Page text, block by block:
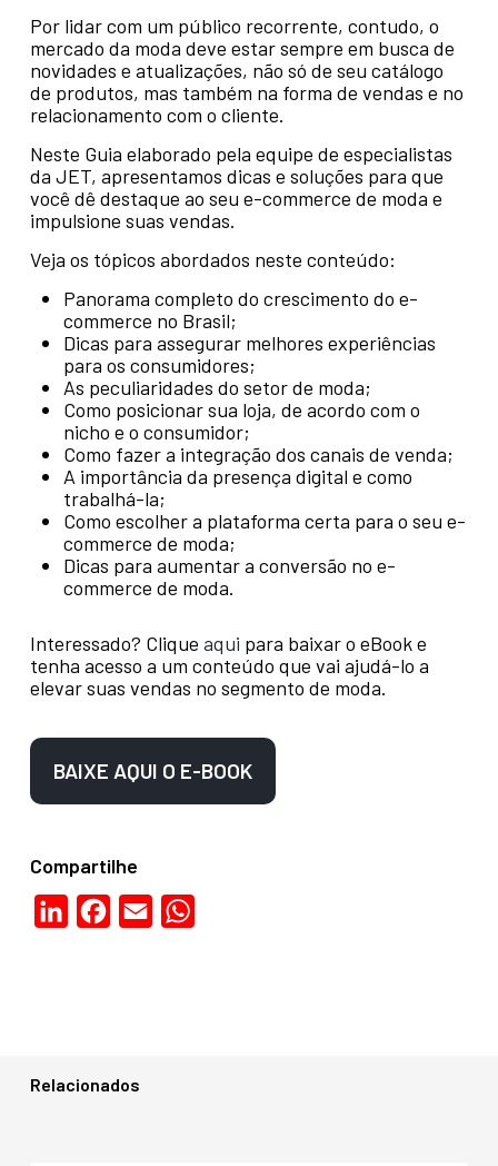
Por lidar com um público recorrente, contudo, o
mercado da moda deve estar sempre em busca de
novidades e atualizações, não só de seu catálogo
de produtos, mas também na forma de vendas e no
relacionamento com o cliente.
Neste Guia elaborado pela equipe de especialistas
da JET, apresentamos dicas e soluções para que
você dê destaque ao seu e-commerce de moda e
impulsione suas vendas.
Veja os tópicos abordados neste conteúdo:
Panorama completo do crescimento do e-
commerce no Brasil;
Dicas para assegurar melhores experiências
para os consumidores;
As peculiaridades do setor de moda;
Como posicionar sua loja, de acordo com o
nicho e o consumidor;
Como fazer a integração dos canais de venda;
A importância da presença digital e como
trabalhá-la;
Como escolher a plataforma certa para o seu e-
commerce de moda;
Dicas para aumentar a conversão no e-
commerce de moda.
Interessado? Clique aqui para baixar o eBook e
tenha acesso a um conteúdo que vai ajudá-lo a
elevar suas vendas no segmento de moda.
BAIXE AQUI O E-BOOK
Compartilhe
LinkedInFacebook
Email
Relacionados